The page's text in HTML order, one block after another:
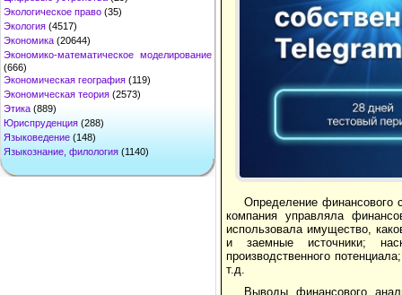
Экологическое право (35)
Экология (4517)
Экономика (20644)
Экономико-математическое моделирование
(666)
Экономическая география (119)
Экономическая теория (2573)
Этика (889)
Юриспруденция (288)
Языковедение (148)
Языкознание, филология (1140)
Определение финансового
компания управляла
использовала имущество,
и заемные источники;
производственного
т.д.
Выводы финансового